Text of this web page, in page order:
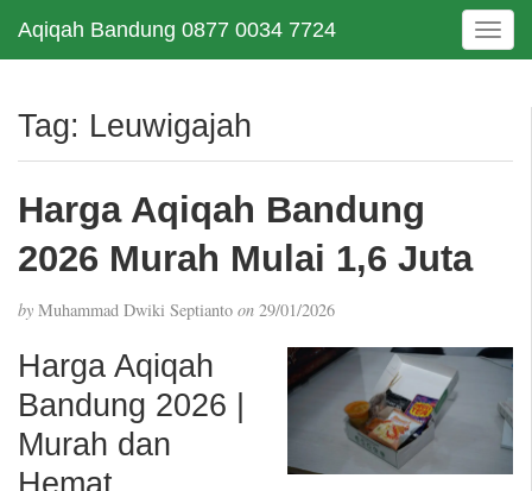
Aqiqah Bandung 0877 0034 7724
T
o
e
t
Tag: Leuwigajah
Harga Aqiqah Bandung
2026 Murah Mulai 1,6 Juta
by Muhammad Dwiki Septianto on 29/01/2026
Harga Aqiqah
Bandung 2026 |
Murah dan
Hemat